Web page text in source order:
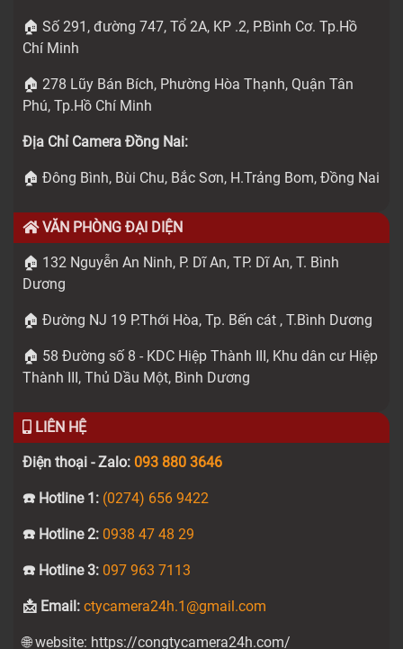
🏠 Số 291, đường 747, Tổ 2A, KP .2, P.Bình Cơ. Tp.Hồ
Chí Minh
🏠 278 Lũy Bán Bích, Phường Hòa Thạnh, Quận Tân
Phú, Tp.Hồ Chí Minh
Địa Chỉ Camera Đồng Nai:
🏠 Đông Bình, Bùi Chu, Bắc Sơn, H.Trảng Bom, Đồng Nai
VĂN PHÒNG ĐẠI DIỆN
🏠 132 Nguyễn An Ninh, P. Dĩ An, TP. Dĩ An, T. Bình
Dương
🏠 Đường NJ 19 P.Thới Hòa, Tp. Bến cát , T.Bình Dương
🏠 58 Đường số 8 - KDC Hiệp Thành III, Khu dân cư Hiệp
Thành III, Thủ Dầu Một, Bình Dương
LIÊN HỆ
Điện thoại - Zalo: 093 880 3646
☎️ Hotline 1: (0274) 656 9422
☎️ Hotline 2: 0938 47 48 29
☎️ Hotline 3: 097 963 7113
📩 Email: ctycamera24h.1@gmail.com
🌐 website: https://congtycamera24h.com/